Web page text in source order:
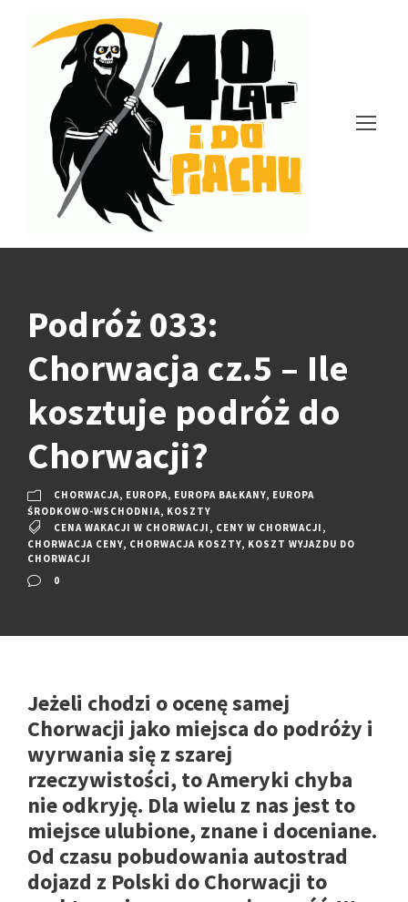
Podróż 033:
Chorwacja cz.5 – Ile
kosztuje podróż do
Chorwacji?
CHORWACJA, EUROPA, EUROPA BAŁKANY, EUROPA
ŚRODKOWO-WSCHODNIA, KOSZTY
CENA WAKACJI W CHORWACJI , CENY W CHORWACJI ,
CHORWACJA CENY, CHORWACJA KOSZTY, KOSZT WYJAZDU DO
CHORWACJI
0
Jeżeli chodzi o ocenę samej
Chorwacji jako miejsca do podróży i
wyrwania się z szarej
rzeczywistości, to Ameryki chyba
nie odkryję. Dla wielu z nas jest to
miejsce ulubione, znane i doceniane.
Od czasu pobudowania autostrad
dojazd z Polski do Chorwacji to